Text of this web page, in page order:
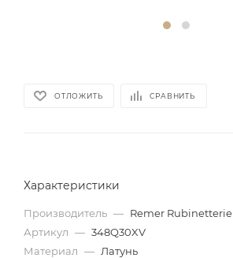
ОТЛОЖИТЬ СРАВНИТЬ
Характеристики
Производитель — Remer Rubinetterie
Артикул — 348Q30XV
Материал — Латунь